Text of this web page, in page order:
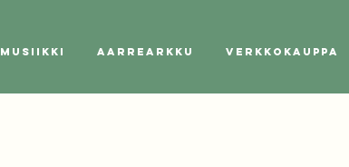
Musiikki Aarrearkku Verkkokauppa